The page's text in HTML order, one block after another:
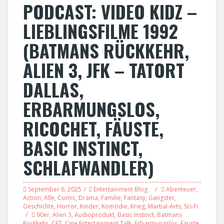
PODCAST: VIDEO KIDZ –
LIEBLINGSFILME 1992
(BATMANS RÜCKKEHR,
ALIEN 3, JFK – TATORT
DALLAS,
ERBARMUNGSLOS,
RICOCHET, FÄUSTE,
BASIC INSTINCT,
SCHLAFWANDLER)
September 6, 2025 Entertainment Blog Abenteuer,
Action, Alle, Comic, Drama, Familie, Fantasy, Gangster,
Geschichte, Horror, Kinder, Komödie, Krieg, Martial-Arts, Sci-Fi
90er, Alien 3, Audioprodukt, Basic Instinct, Batmans